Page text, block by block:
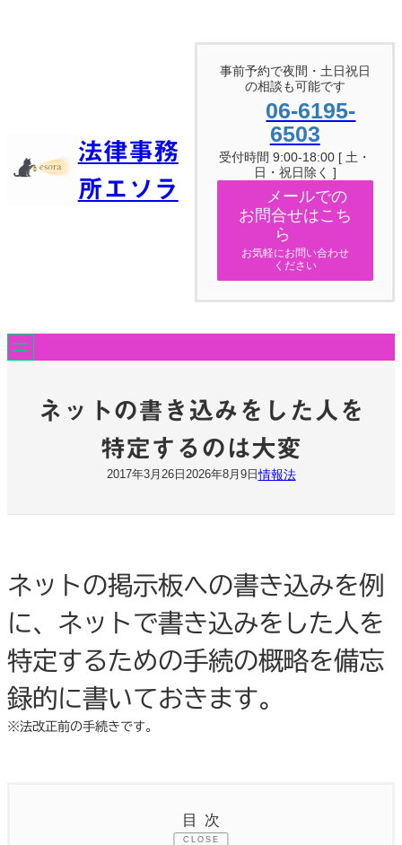
法律事務
所エソラ
事前予約で夜間・土日祝日
の相談も可能です
06-6195-
6503
受付時間 9:00-18:00 [ 土・
日・祝日除く ]
メールでの
お問合せはこち
ら
お気軽にお問い合わせ
ください
ネットの書き込みをした人を
特定するのは大変
2017年3月26日 2026年8月9日情報法
ネットの掲示板への書き込みを例
に、ネットで書き込みをした人を
特定するための手続の概略を備忘
録的に書いておきます。
※法改正前の手続きです。
目次
CLOSE